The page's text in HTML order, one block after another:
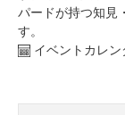
パードが持つ知見
す。
イベントカレン